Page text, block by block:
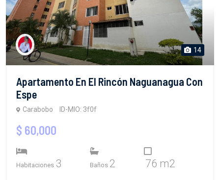
14
Apartamento En El Rincón Naguanagua Con
Espe
Carabobo ID-MIO: 3f0f
$ 60,000
Habitaciones 3 Baños 2 76 m2